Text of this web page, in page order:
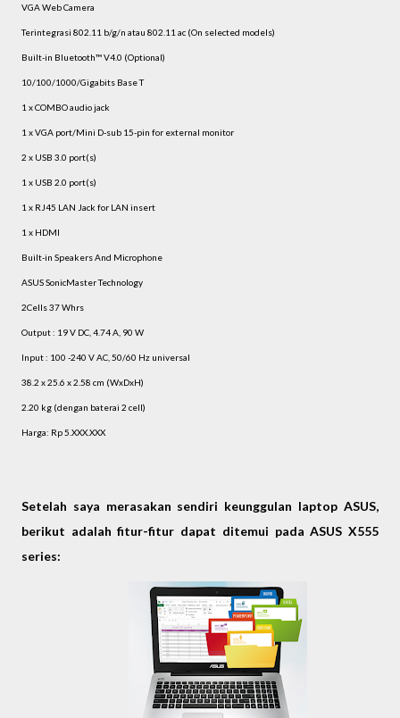
VGA Web Camera
Terintegrasi 802.11 b/g/n atau 802.11 ac (On selected models)
Built-in Bluetooth™ V4.0 (Optional)
10/100/1000/Gigabits Base T
1 x COMBO audio jack
1 x VGA port/Mini D-sub 15-pin for external monitor
2 x USB 3.0 port(s)
1 x USB 2.0 port(s)
1 x RJ45 LAN Jack for LAN insert
1 x HDMI
Built-in Speakers And Microphone
ASUS SonicMaster Technology
2Cells 37 Whrs
Output : 19 V DC, 4.74 A, 90 W
Input : 100 -240 V AC, 50/60 Hz universal
38.2 x 25.6 x 2.58 cm (WxDxH)
2.20 kg (dengan baterai 2 cell)
Harga: Rp 5.XXX.XXX
Setelah saya merasakan sendiri keunggulan laptop ASUS,
berikut adalah fitur-fitur dapat ditemui pada ASUS X555
series: